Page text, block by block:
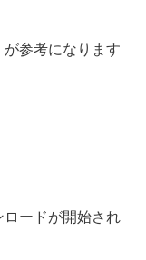
参考になります
ードが開始され